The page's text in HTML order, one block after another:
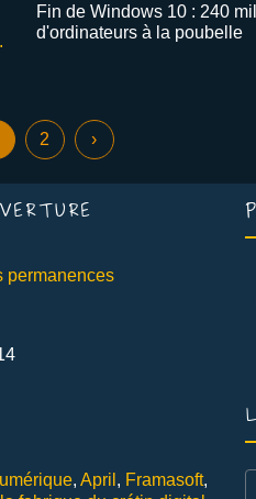
Fin de Windows 10 : 240
d'ordinateurs à la poubelle
2 ›
permanences
, April , Framasoft,